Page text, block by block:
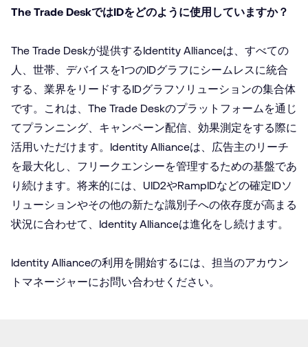
The Trade DeskではIDをどのように使用していますか？
The Trade Deskが提供するIdentity Allianceは、すべての
人、世帯、デバイスを1つのIDグラフにシームレスに統合
する、業界をリードするIDグラフソリューションの集合体
です。これは、The Trade Deskのプラットフォームを通じ
てプランニング、キャンペーン配信、効果測定をする際に
活用いただけます。Identity Allianceは、広告主のリーチ
を最大化し、フリークエンシーを管理するための基盤であ
り続けます。将来的には、UID2やRampIDなどの確定IDソ
リューションやその他の新たな識別子への依存度が高まる
状況に合わせて、Identity Allianceは進化をし続けます。
Identity Allianceの利用を開始するには、担当のアカウン
トマネージャーにお問い合わせください。